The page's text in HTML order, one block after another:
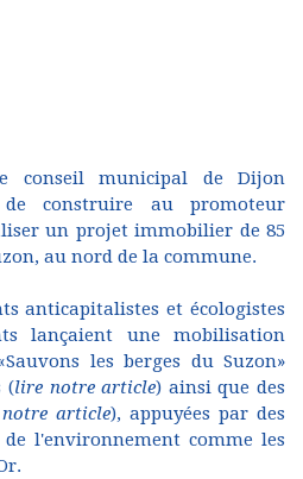
conseil municipal de Dijon
construire au promoteur
un projet immobilier de 85
au nord de la commune.
anticapitalistes et écologistes
lançaient une mobilisation
les berges du Suzon»
(lire notre article) ainsi que des
article), appuyées par des
de l'environnement comme les